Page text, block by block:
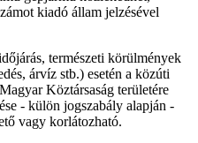
kiadó állam jelzésével
természeti körülmények
árvíz stb.) esetén a közúti
Köztársaság területére
- külön jogszabály alapján -
vagy korlátozható.